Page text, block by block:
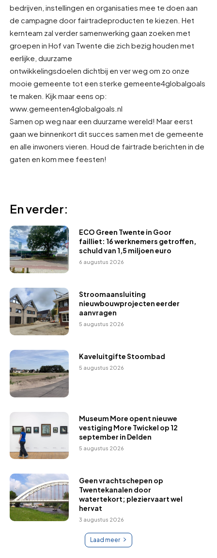
bedrijven, instellingen en organisaties mee te doen aan
de campagne door fairtradeproducten te kiezen. Het
kernteam zal verder samenwerking gaan zoeken met
groepen in Hof van Twente die zich bezig houden met
eerlijke, duurzame
ontwikkelingsdoelen dichtbij en ver weg om zo onze
mooie gemeente tot een sterke gemeente4globalgoals
te maken. Kijk maar eens op:
www.gemeenten4globalgoals.nl
Samen op weg naar een duurzame wereld! Maar eerst
gaan we binnenkort dit succes samen met de gemeente
en alle inwoners vieren. Houd de fairtrade berichten in de
gaten en kom mee feesten!
En verder:
ECO Green Twente in Goor
failliet: 16 werknemers getroffen,
schuld van 1,5 miljoen euro
6 augustus 2026
Stroomaansluiting
nieuwbouwprojecten eerder
aanvragen
5 augustus 2026
Kaveluitgifte Stoombad
5 augustus 2026
Museum More opent nieuwe
vestiging More Twickel op 12
september in Delden
5 augustus 2026
Geen vrachtschepen op
Twentekanalen door
watertekort; pleziervaart wel
hervat
3 augustus 2026
Laad meer